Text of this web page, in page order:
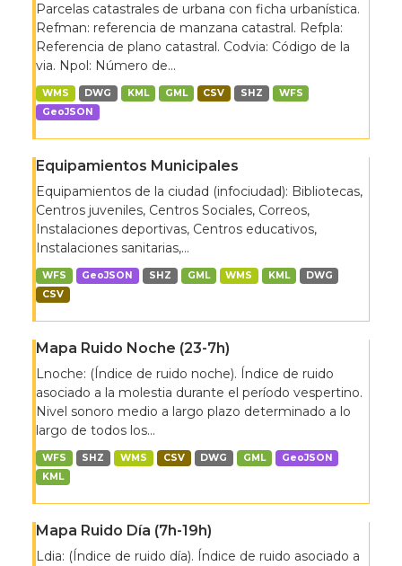
Parcelas catastrales de urbana con ficha urbanística.
Refman: referencia de manzana catastral. Refpla:
Referencia de plano catastral. Codvia: Código de la
via. Npol: Número de...
WMS DWG KML GML CSV SHZ
WFS
GeoJSON
Equipamientos Municipales
Equipamientos de la ciudad (infociudad): Bibliotecas,
Centros juveniles, Centros Sociales, Correos,
Instalaciones deportivas, Centros educativos,
Instalaciones sanitarias,...
WFS GeoJSON SHZ GML WMS KML
DWG
CSV
Mapa Ruido Noche (23-7h)
Lnoche: (Índice de ruido noche). Índice de ruido
asociado a la molestia durante el período vespertino.
Nivel sonoro medio a largo plazo determinado a lo
largo de todos los...
WFS SHZ WMS CSV DWG GML
GeoJSON
KML
Mapa Ruido Día (7h-19h)
Ldia: (Índice de ruido día). Índice de ruido asociado a